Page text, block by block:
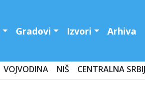
Gradovi Izvori Arhiva
VOJVODINA NIŠ CENTRALNA